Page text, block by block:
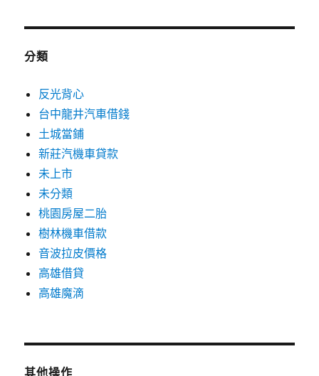
分類
反光背心
台中龍井汽車借錢
土城當鋪
新莊汽機車貸款
未上市
未分類
桃園房屋二胎
樹林機車借款
音波拉皮價格
高雄借貸
高雄魔滴
其他操作